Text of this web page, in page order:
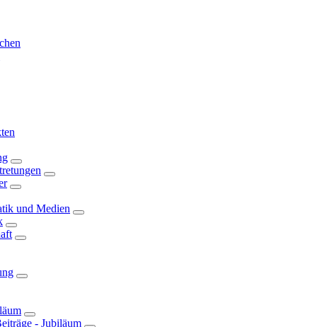
und Medien
- Jubiläum